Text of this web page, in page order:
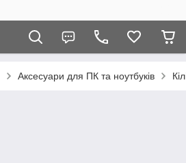
Аксесуари для ПК та ноутбуків